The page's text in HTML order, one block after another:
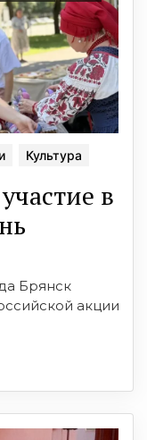
Культура
в
Брянск
акции